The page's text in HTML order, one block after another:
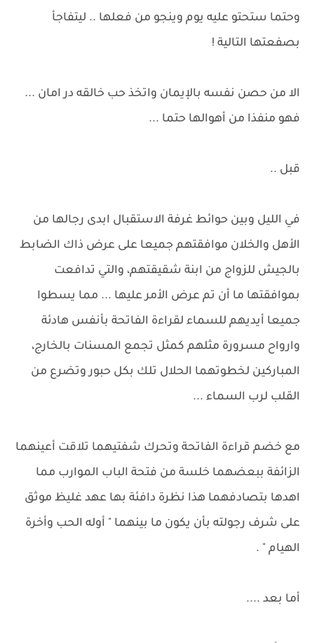
وحتما ستحتو عليه يوم وينجو من فعلها .. ليتفاجأ
بصفعتها التالية !
الا من حصن نفسه بالإيمان واتخذ حب خالقه در امان ...
فهو منفذا من أهوالها حتما ...
قبل ..
في الليل وبين حوائط غرفة الاستقبال ابدى رجالها من
الأهل والخلان موافقتهم جميعا على عرض ذاك الضابط
بالجيش للزواج من ابنة شقيقتهم، والتي تدافعت
بموافقتها ما أن تم عرض الأمر عليها ... مما يسطوا
جميعا أيديهم للسماء لقراءة الفاتحة بأنفس هادئة
وارواح مسرورة مثلهم كمثل تجمع المسنات بالخارج،
المباركين لخطوتهما الحلال تلك بكل حبور وتضرع من
القلب لرب السماء ...
مع خضم قراءة الفاتحة وتحرك شفتيهما تلاقت أعينهما
الزائفة ببعضهما خلسة من فتحة الباب الموارب مما
اهدها بتصادفهما هذا نظرة دافئة بها عهد غليظ موثق
على شرف رجولته بأن يكون ما بينهما " أوله الحب وأخرة
الهيام " .
أما بعد ....